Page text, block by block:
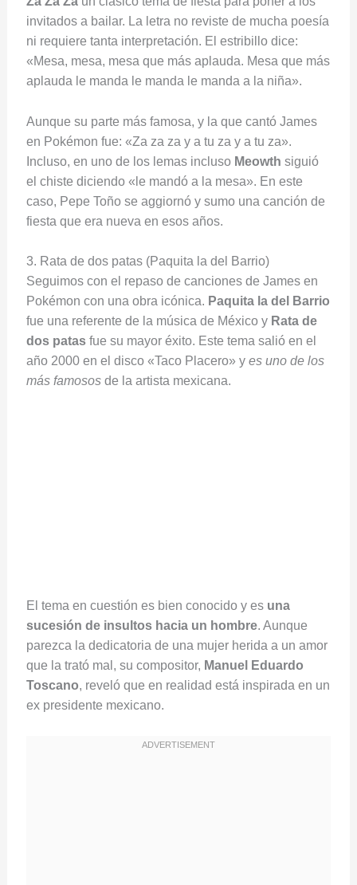
invitados a bailar. La letra no reviste de mucha poesía
ni requiere tanta interpretación. El estribillo dice:
«Mesa, mesa, mesa que más aplauda. Mesa que más
aplauda le manda le manda le manda a la niña».
Aunque su parte más famosa, y la que cantó James
en Pokémon fue: «Za za za y a tu za y a tu za».
Incluso, en uno de los lemas incluso Meowth siguió
el chiste diciendo «le mandó a la mesa». En este
caso, Pepe Toño se aggiornó y sumo una canción de
fiesta que era nueva en esos años.
3. Rata de dos patas (Paquita la del Barrio)
Seguimos con el repaso de canciones de James en
Pokémon con una obra icónica. Paquita la del Barrio
fue una referente de la música de México y Rata de
dos patasfue su mayor éxito. Este tema salió en el
año 2000 en el disco «Taco Placero» y es uno de los
más famososde la artista mexicana.
El tema en cuestión es bien conocido y es una
sucesión de insultos hacia un hombre. Aunque
parezca la dedicatoria de una mujer herida a un amor
que la trató mal, su compositor, Manuel Eduardo
Toscano, reveló que en realidad está inspirada en un
ex presidente mexicano.